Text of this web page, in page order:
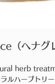
（ヘナグ
herb
ルハーブトリ